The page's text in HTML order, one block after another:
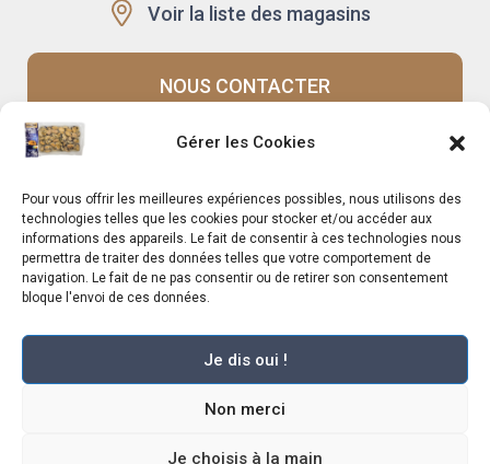
Gérer les Cookies
Pour vous offrir les meilleures expériences possibles, nous utilisons des
technologies telles que les cookies pour stocker et/ou accéder aux
informations des appareils. Le fait de consentir à ces technologies nous
permettra de traiter des données telles que votre comportement de
navigation. Le fait de ne pas consentir ou de retirer son consentement
bloque l'envoi de ces données.
Je dis oui !
Non merci
Je choisis à la main
Voir la liste des magasins
NOUS CONTACTER
Rappels produits
Le Mag
Mentions légales–
Vente